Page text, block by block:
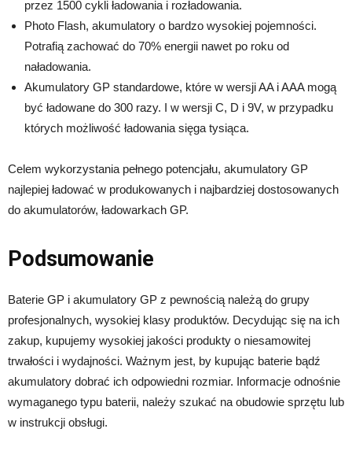
przez 1500 cykli ładowania i rozładowania.
Photo Flash, akumulatory o bardzo wysokiej pojemności.
Potrafią zachować do 70% energii nawet po roku od
naładowania.
Akumulatory GP standardowe, które w wersji AA i AAA mogą
być ładowane do 300 razy. I w wersji C, D i 9V, w przypadku
których możliwość ładowania sięga tysiąca.
Celem wykorzystania pełnego potencjału, akumulatory GP
najlepiej ładować w produkowanych i najbardziej dostosowanych
do akumulatorów, ładowarkach GP.
Podsumowanie
Baterie GP i akumulatory GP z pewnością należą do grupy
profesjonalnych, wysokiej klasy produktów. Decydując się na ich
zakup, kupujemy wysokiej jakości produkty o niesamowitej
trwałości i wydajności. Ważnym jest, by kupując baterie bądź
akumulatory dobrać ich odpowiedni rozmiar. Informacje odnośnie
wymaganego typu baterii, należy szukać na obudowie sprzętu lub
w instrukcji obsługi.